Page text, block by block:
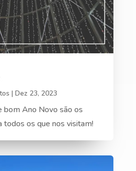
| Dez 23, 2023
bom Ano Novo são os
todos os que nos visitam!